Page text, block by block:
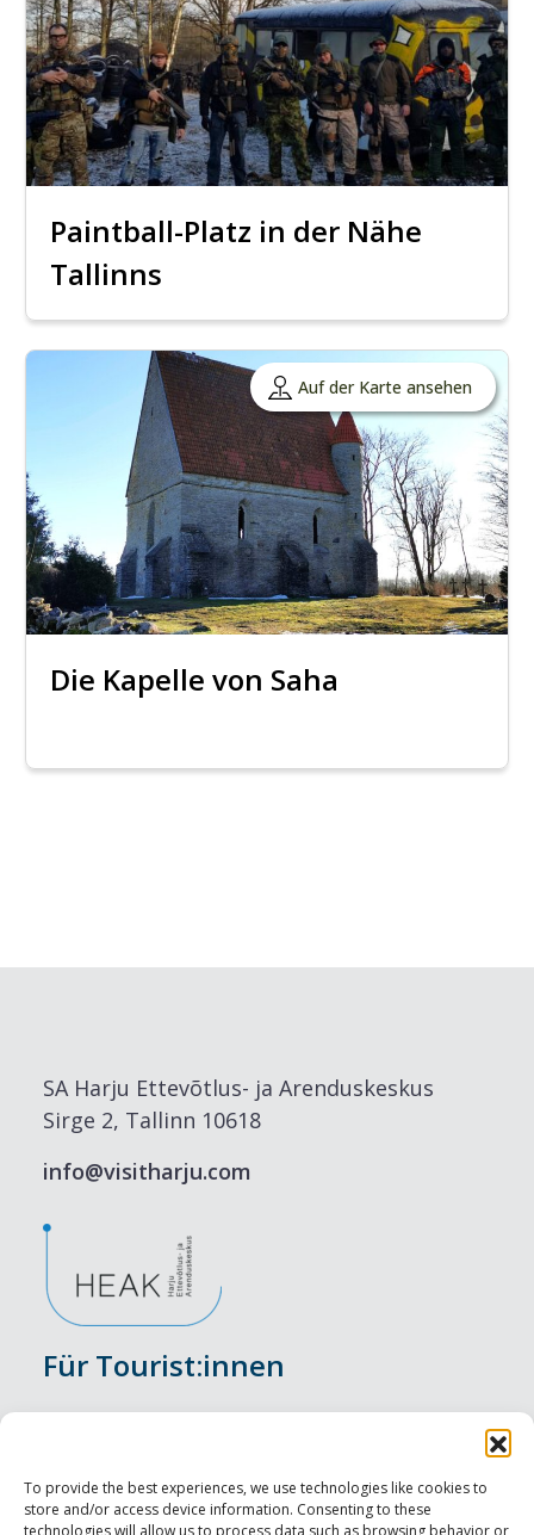
To provide the best experiences, we use technologies like cookies to
store and/or access device information. Consenting to these
technologies will allow us to process data such as browsing behavior or
Paintball-Platz in der Nähe
Tallinns
Auf der Karte ansehen
Die Kapelle von Saha
SA Harju Ettevõtlus- ja Arenduskeskus
Sirge 2, Tallinn 10618
info@visitharju.com
Für Tourist:innen
Unterkunft